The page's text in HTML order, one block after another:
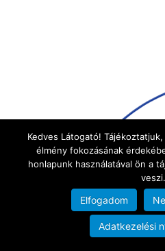
Kedves Látogató!
élmény fokozásának
honlapunk használatával ön a
veszi.
Elfogadom
Adatkezelési